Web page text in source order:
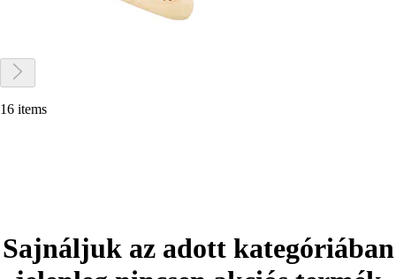
16 items
Sajnáljuk az adott kategóriában